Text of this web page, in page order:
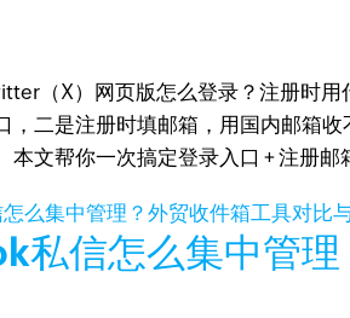
（X）网页版怎么登录？注册时
，二是注册时填邮箱，用国内邮箱
本文帮你一次搞定登录入口 + 注册邮
私信怎么集中管